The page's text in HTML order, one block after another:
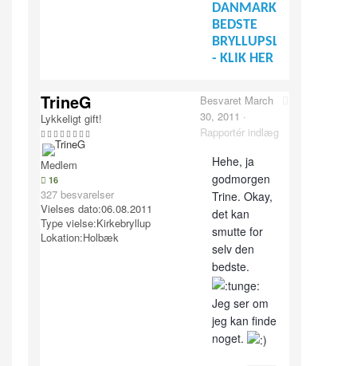
DANMARKS
BEDSTE
- KLIK HER
TrineG
Lykkeligt gift!
Medlem
16
327 besvarelser
Vielses dato:06.08.2011
Type vielse:Kirkebryllup
Lokation:Holbæk
Besvaret March
30, 2011 ·
Rapportér indlæg
Hehe, ja
godmorgen
Trine. Okay,
det kan
smutte for
selv den
bedste.
Jeg ser om
jeg kan finde
noget.